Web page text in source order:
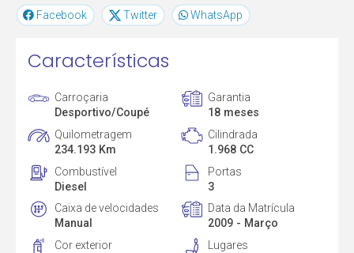
Facebook Twitter WhatsApp
Características
Carroçaria
Desportivo/Coupé
Garantia
18 meses
Quilometragem
234.193 Km
Cilindrada
1.968 CC
Combustível
Diesel
Portas
3
Caixa de velocidades
Manual
Data da Matrícula
2009 - Março
Cor exterior
Lugares